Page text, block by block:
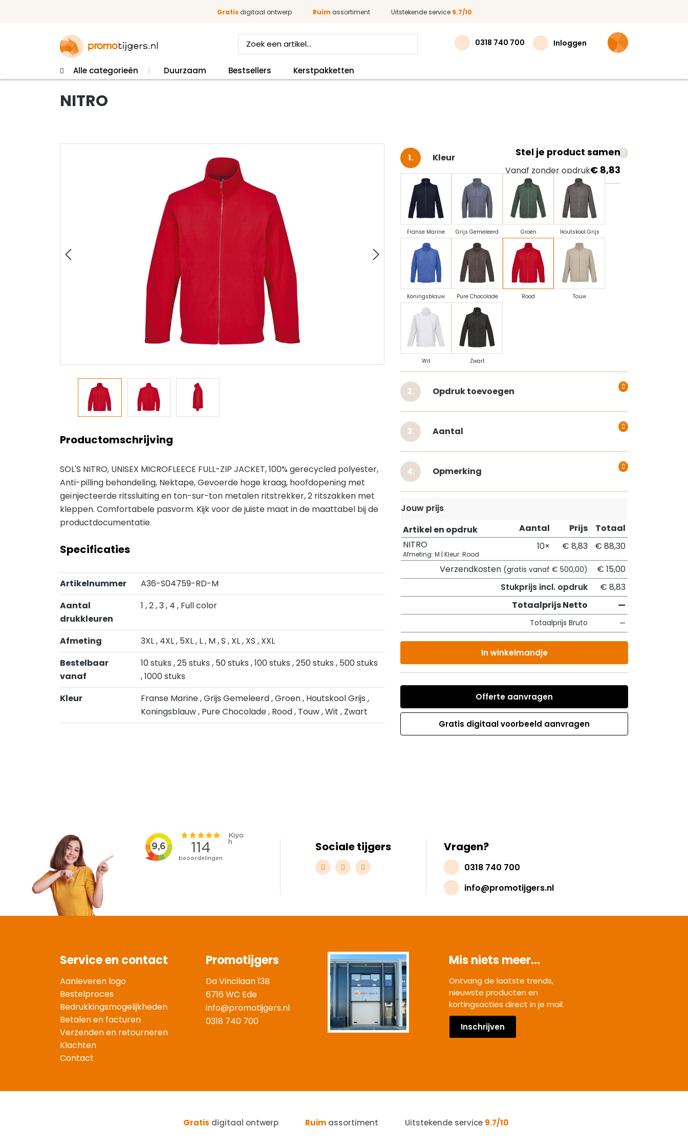
Gratisdigitaal ontwerp Ruim assortiment Uitstekende service 9.7/10
0318 740 700 Inloggen
Alle categorieën Duurzaam Bestsellers Kerstpakketten
NITRO
Productomschrijving
SOL'S NITRO, UNISEX MICROFLEECE FULL-ZIP JACKET, 100% gerecycled polyester,
Anti-pilling behandeling, Nektape, Gevoerde hoge kraag, hoofdopening met
geïnjecteerde ritssluiting en ton-sur-ton metalen ritstrekker, 2 ritszakken met
kleppen. Comfortabele pasvorm. Kijk voor de juiste maat in de maattabel bij de
productdocumentatie.
Specificaties
Artikelnummer
A36-S04759-RD-M
Aantal
drukkleuren
1 , 2, 3, 4 , Full color
Afmeting 3XL, 4XL, 5XL, L, M, S , XL, XS , XXL
Bestelbaar
vanaf
10 stuks , 25 stuks , 50 stuks , 100 stuks , 250 stuks , 500 stuks
, 1000 stuks
Kleur
Franse Marine, Grijs Gemeleerd, Groen, Houtskool Grijs ,
Koningsblauw, Pure Chocolade, Rood, Touw, Wit , Zwart
Stel je product samen
Vanaf zonder opdruk€ 8,83
Selecteer
Kleur
Franse Marine Grijs Gemeleerd Groen Houtskool Grijs
Koningsblauw Pure Chocolade Rood Touw
Wit Zwart
Opdruk toevoegen
Aantal
Opmerking
Jouw prijs
Artikel en opdruk
Aantal Prijs
Totaal
NITRO
Afmeting: M | Kleur: Rood
10× € 8,83
€ 88,30
Verzendkosten (gratis vanaf € 500,00)
€ 15,00
Stukprijs incl. opdruk
€ 8,83
Totaalprijs Netto
—
Totaalprijs Bruto —
In winkelmandje
Offerte aanvragen
Gratis digitaal voorbeeld aanvragen
Sociale tijgers Vragen?
0318 740 700
info@promotijgers.nl
Service en contact
Aanleveren logo
Bestelproces
Bedrukkingsmogelijkheden
Betalen en facturen
Verzenden en retourneren
Klachten
Contact
Promotijgers
Da Vincilaan 13B
6716 WC Ede
info@promotijgers.nl
0318 740 700
Mis niets meer...
Ontvang de laatste trends,
nieuwste producten en
kortingsacties direct in je mail.
Inschrijven
Gratis digitaal ontwerp Ruim assortiment Uitstekende service 9.7/10